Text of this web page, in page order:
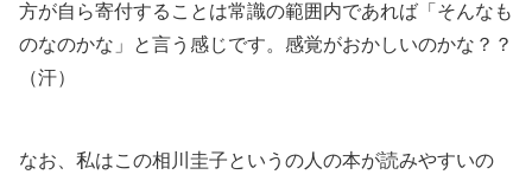
方が自ら寄付することは常識の範囲内であれば「そんなも
のなのかな」と言う感じです。感覚がおかしいのかな？？
（汗）
なお、私はこの相川圭子というの人の本が読みやすいの